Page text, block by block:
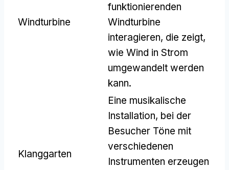
Windturbine
funktionierenden
Windturbine
interagieren, die zeigt,
wie Wind in Strom
umgewandelt werden
kann.
Klanggarten
Eine musikalische
Installation, bei der
Besucher Töne mit
verschiedenen
Instrumenten erzeugen